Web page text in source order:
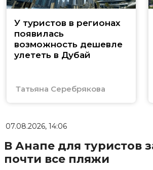
У туристов в регионах
появилась
возможность дешевле
улететь в Дубай
Татьяна Серебрякова
07.08.2026, 14:06
В Анапе для туристов
почти все пляжи